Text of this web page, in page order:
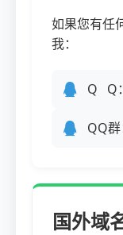
如果您有任
我：
Q Q
QQ群
国外域